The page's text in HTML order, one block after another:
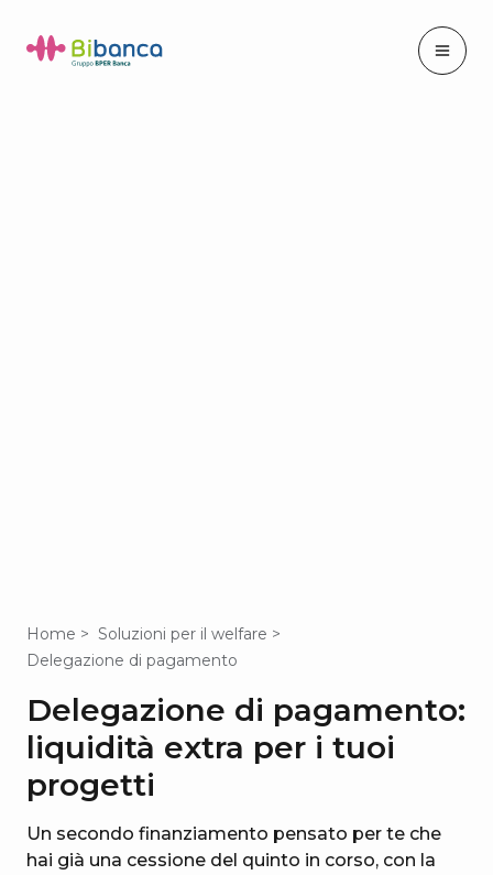
Home
Soluzioni per il welfare
Delegazione di pagamento
Delegazione di pagamento:
liquidità extra per i tuoi
progetti
Un secondo finanziamento pensato per te che
hai già una cessione del quinto in corso, con la